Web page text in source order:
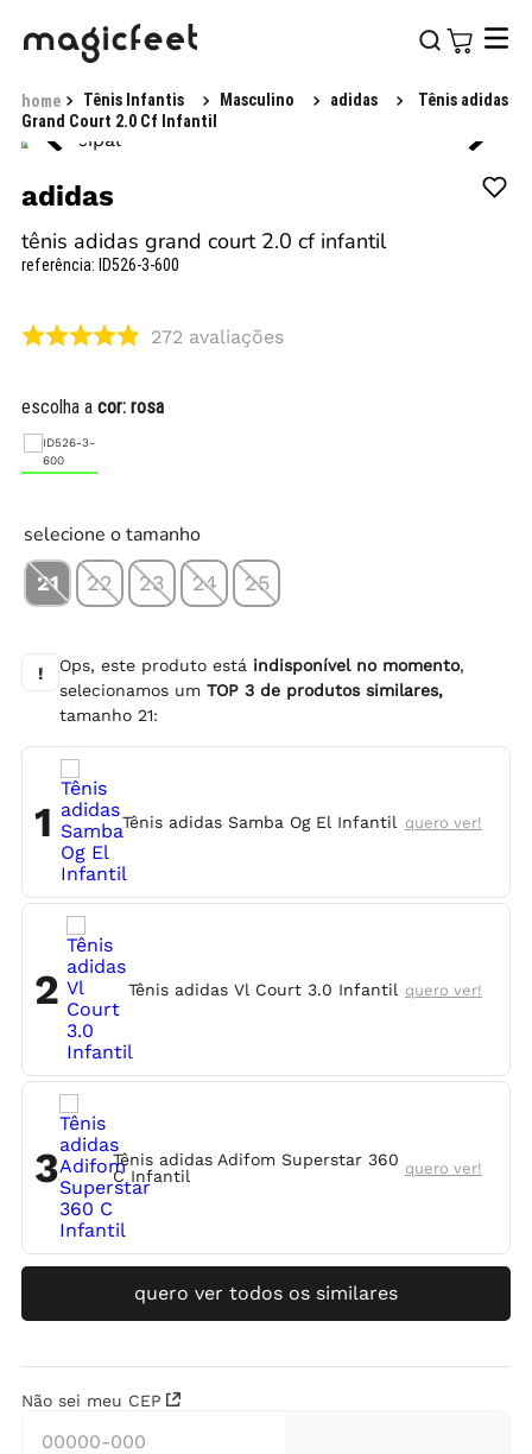
Tênis Infantis Masculino adidas
Tênis adidas
Grand Court 2.0 Cf Infantil
adidas
tênis adidas grand court 2.0 cf infantil
referência: ID526-3-600
272 avaliações
escolha a cor: rosa
selecione o tamanho
21 22 23 24 25
! Ops, este produto está indisponível no momento,
selecionamos umTOP3 de produtos similares,
tamanho 21:
1 Tênis adidas Samba Og El Infantil quero ver!
2 Tênis adidas Vl Court 3.0 Infantil quero ver!
3
Tênis adidas Adifom Superstar 360
C Infantil
quero ver!
quero ver todos os similares
Não sei meu CEP